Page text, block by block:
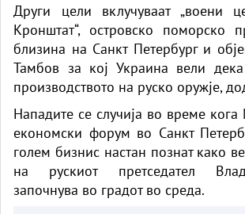
Други цели вклучуваат „воени
Кронштат“, островско поморско
близина на Санкт Петербург и
Тамбов за кој Украина вели
производството на руско оружје,
Нападите се случија во време
економски форум во Санкт
голем бизнис настан познат како
на рускиот претседател
започнува во градот во среда.